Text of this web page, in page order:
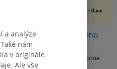
Tři muži ve člunu
Jerome Klapka Jerome
4.3
a analýze
nám
v originále.
Ale vše